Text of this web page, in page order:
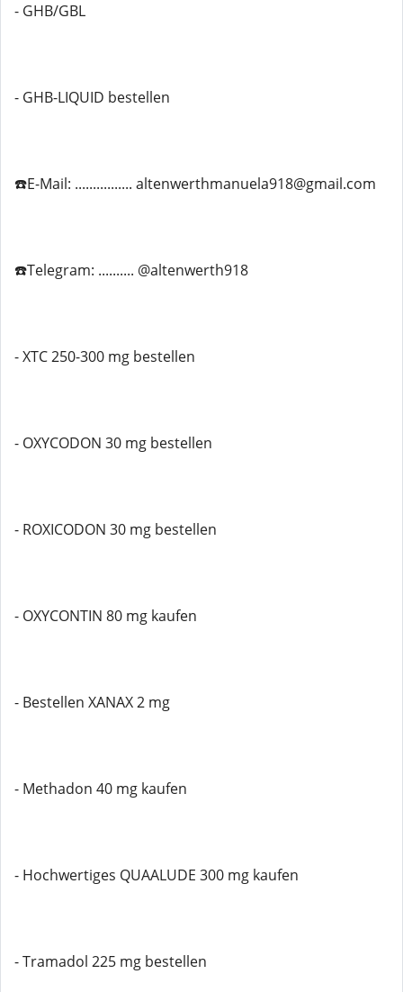
- GHB/GBL
- GHB-LIQUID bestellen
☎️E-Mail: ................ altenwerthmanuela918@gmail.com
☎️Telegram: .......... @altenwerth918
- XTC 250-300 mg bestellen
- OXYCODON 30 mg bestellen
- ROXICODON 30 mg bestellen
- OXYCONTIN 80 mg kaufen
- Bestellen XANAX 2 mg
- Methadon 40 mg kaufen
- Hochwertiges QUAALUDE 300 mg kaufen
- Tramadol 225 mg bestellen